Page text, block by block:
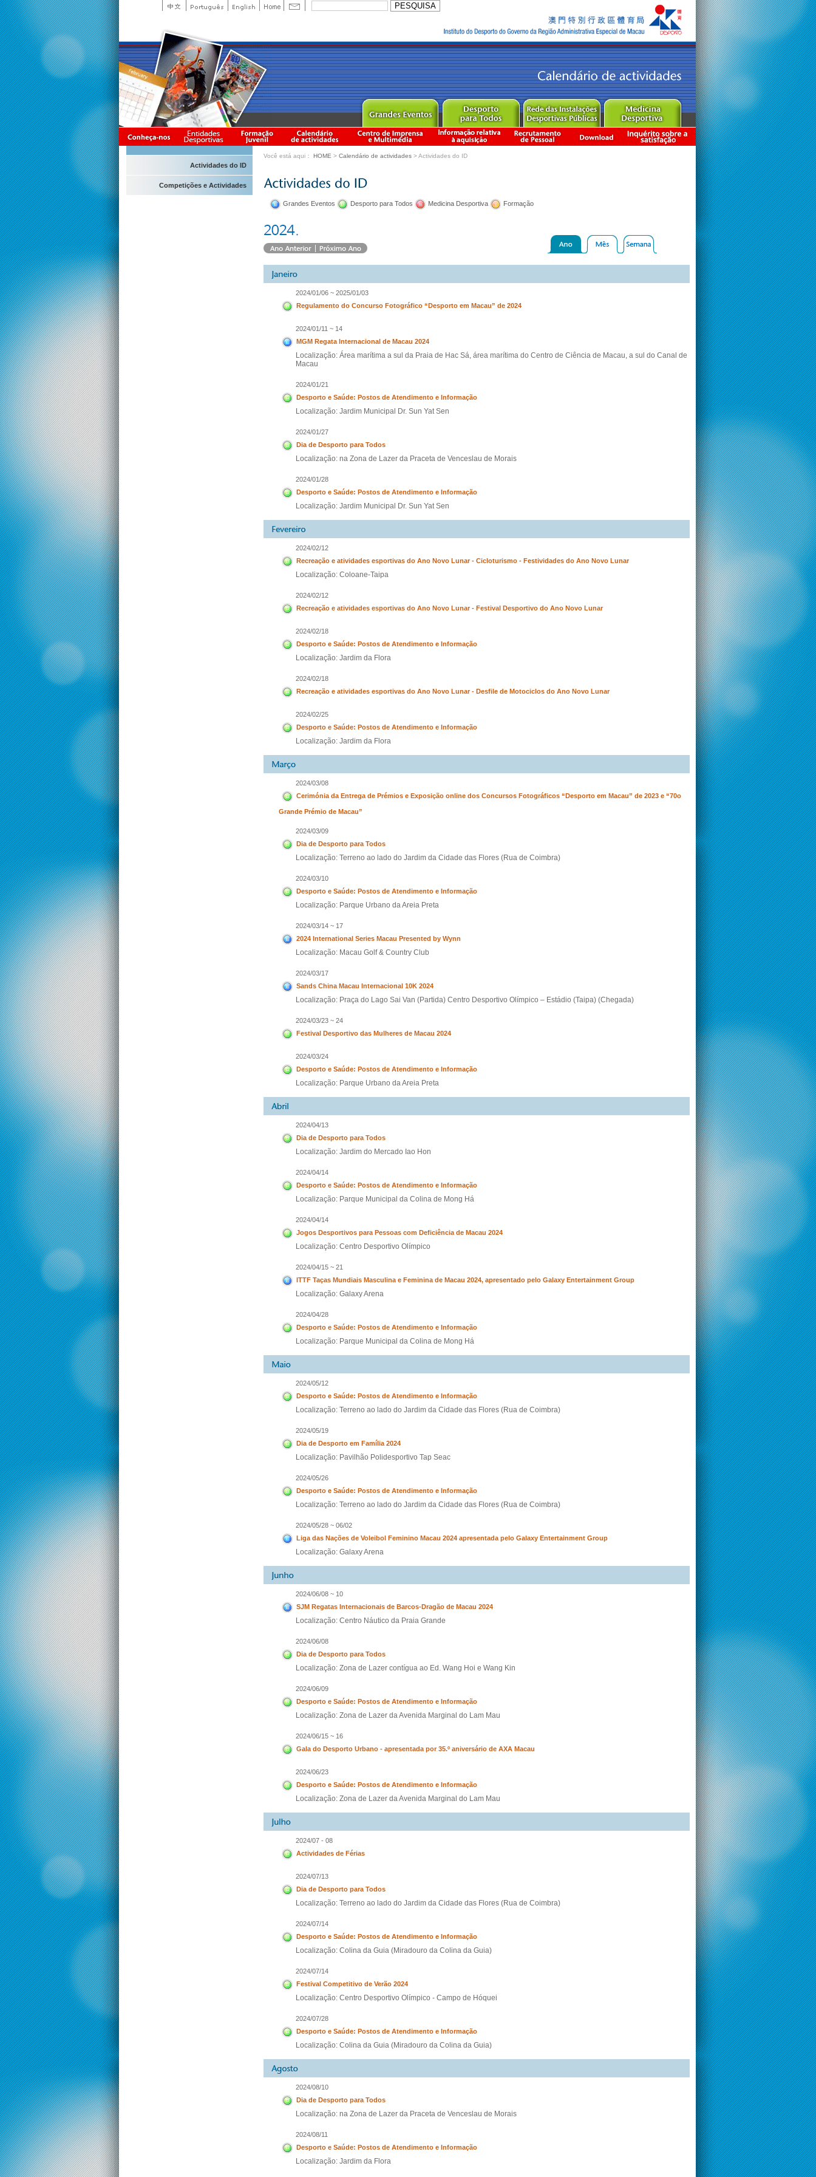
Actividades do ID
Competições e Actividades
Você está aqui： HOME > Calendário de actividades > Actividades do ID
Grandes Eventos Desporto para Todos Medicina Desportiva Formação
2024/01/06 ~ 2025/01/03
Regulamento do Concurso Fotográfico “Desporto em Macau” de 2024
2024/01/11 ~ 14
MGM Regata Internacional de Macau 2024
Localização: Área marítima a sul da Praia de Hac Sá, área marítima do Centro de Ciência de Macau, a sul do Canal de
Macau
2024/01/21
Desporto e Saúde: Postos de Atendimento e Informação
Localização: Jardim Municipal Dr. Sun Yat Sen
2024/01/27
Dia de Desporto para Todos
Localização: na Zona de Lazer da Praceta de Venceslau de Morais
2024/01/28
Desporto e Saúde: Postos de Atendimento e Informação
Localização: Jardim Municipal Dr. Sun Yat Sen
2024/02/12
Recreação e atividades esportivas do Ano Novo Lunar - Cicloturismo - Festividades do Ano Novo Lunar
Localização: Coloane-Taipa
2024/02/12
Recreação e atividades esportivas do Ano Novo Lunar - Festival Desportivo do Ano Novo Lunar
2024/02/18
Desporto e Saúde: Postos de Atendimento e Informação
Localização: Jardim da Flora
2024/02/18
Recreação e atividades esportivas do Ano Novo Lunar - Desfile de Motociclos do Ano Novo Lunar
2024/02/25
Desporto e Saúde: Postos de Atendimento e Informação
Localização: Jardim da Flora
2024/03/08
Cerimónia da Entrega de Prémios e Exposição online dos Concursos Fotográficos “Desporto em Macau” de 2023 e “70o
Grande Prémio de Macau”
2024/03/09
Dia de Desporto para Todos
Localização: Terreno ao lado do Jardim da Cidade das Flores (Rua de Coimbra)
2024/03/10
Desporto e Saúde: Postos de Atendimento e Informação
Localização: Parque Urbano da Areia Preta
2024/03/14 ~ 17
2024 International Series Macau Presented by Wynn
Localização: Macau Golf & Country Club
2024/03/17
Sands China Macau Internacional 10K 2024
Localização: Praça do Lago Sai Van (Partida) Centro Desportivo Olímpico – Estádio (Taipa) (Chegada)
2024/03/23 ~ 24
Festival Desportivo das Mulheres de Macau 2024
2024/03/24
Desporto e Saúde: Postos de Atendimento e Informação
Localização: Parque Urbano da Areia Preta
2024/04/13
Dia de Desporto para Todos
Localização: Jardim do Mercado Iao Hon
2024/04/14
Desporto e Saúde: Postos de Atendimento e Informação
Localização: Parque Municipal da Colina de Mong Há
2024/04/14
Jogos Desportivos para Pessoas com Deficiência de Macau 2024
Localização: Centro Desportivo Olímpico
2024/04/15 ~ 21
ITTF Taças Mundiais Masculina e Feminina de Macau 2024, apresentado pelo Galaxy Entertainment Group
Localização: Galaxy Arena
2024/04/28
Desporto e Saúde: Postos de Atendimento e Informação
Localização: Parque Municipal da Colina de Mong Há
2024/05/12
Desporto e Saúde: Postos de Atendimento e Informação
Localização: Terreno ao lado do Jardim da Cidade das Flores (Rua de Coimbra)
2024/05/19
Dia de Desporto em Família 2024
Localização: Pavilhão Polidesportivo Tap Seac
2024/05/26
Desporto e Saúde: Postos de Atendimento e Informação
Localização: Terreno ao lado do Jardim da Cidade das Flores (Rua de Coimbra)
2024/05/28 ~ 06/02
Liga das Nações de Voleibol Feminino Macau 2024 apresentada pelo Galaxy Entertainment Group
Localização: Galaxy Arena
2024/06/08 ~ 10
SJM Regatas Internacionais de Barcos-Dragão de Macau 2024
Localização: Centro Náutico da Praia Grande
2024/06/08
Dia de Desporto para Todos
Localização: Zona de Lazer contígua ao Ed. Wang Hoi e Wang Kin
2024/06/09
Desporto e Saúde: Postos de Atendimento e Informação
Localização: Zona de Lazer da Avenida Marginal do Lam Mau
2024/06/15 ~ 16
Gala do Desporto Urbano - apresentada por 35.º aniversário de AXA Macau
2024/06/23
Desporto e Saúde: Postos de Atendimento e Informação
Localização: Zona de Lazer da Avenida Marginal do Lam Mau
2024/07 - 08
Actividades de Férias
2024/07/13
Dia de Desporto para Todos
Localização: Terreno ao lado do Jardim da Cidade das Flores (Rua de Coimbra)
2024/07/14
Desporto e Saúde: Postos de Atendimento e Informação
Localização: Colina da Guia (Miradouro da Colina da Guia)
2024/07/14
Festival Competitivo de Verão 2024
Localização: Centro Desportivo Olímpico - Campo de Hóquei
2024/07/28
Desporto e Saúde: Postos de Atendimento e Informação
Localização: Colina da Guia (Miradouro da Colina da Guia)
2024/08/10
Dia de Desporto para Todos
Localização: na Zona de Lazer da Praceta de Venceslau de Morais
2024/08/11
Desporto e Saúde: Postos de Atendimento e Informação
Localização: Jardim da Flora